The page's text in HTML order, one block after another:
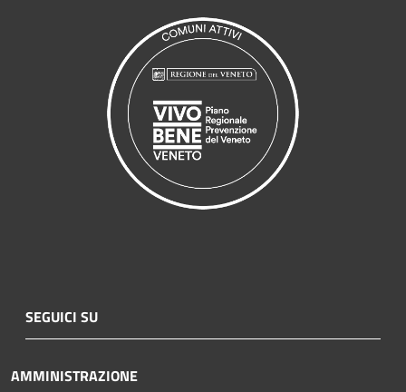
SEGUICI SU
AMMINISTRAZIONE